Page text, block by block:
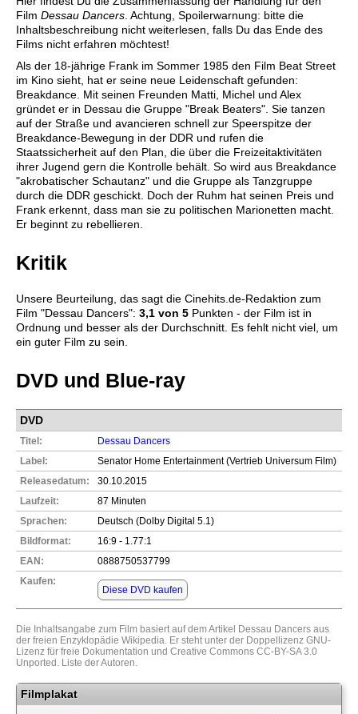
Film Dessau Dancers . Achtung, Spoilerwarnung: bitte die
Inhaltsbeschreibung nicht weiterlesen, falls Du das Ende des
Films nicht erfahren möchtest!
Als der 18-jährige Frank im Sommer 1985 den Film Beat Street
im Kino sieht, hat er seine neue Leidenschaft gefunden:
Breakdance. Mit seinen Freunden Matti, Michel und Alex
gründet er in Dessau die Gruppe "Break Beaters". Sie tanzen
auf der Straße und avancieren schnell zur Speerspitze der
Breakdance-Bewegung in der DDR und rufen die
Staatssicherheit auf den Plan, die über die Freizeitaktivitäten
ihrer Jugend gern die Kontrolle behält. So wird aus Breakdance
"akrobatischer Schautanz" und die Gruppe als Tanzgruppe
durch die DDR geschickt. Doch der Ruhm hat seinen Preis und
Frank erkennt, dass man sie zu politischen Marionetten macht.
Er beginnt zu rebellieren.
Kritik
Unsere Beurteilung, das sagt die Cinehits.de-Redaktion zum
Film "Dessau Dancers": 3,1 von 5 Punkten - der Film ist in
Ordnung und besser als der Durchschnitt. Es fehlt nicht viel, um
ein guter Film zu sein.
DVD und Blue-ray
DVD
Titel:
Dessau Dancers
Label:
Senator Home Entertainment (Vertrieb Universum Film)
Releasedatum:
30.10.2015
Laufzeit:
87 Minuten
Sprachen:
Deutsch (Dolby Digital 5.1)
Bildformat:
16:9 - 1.77:1
EAN:
0888750537799
Kaufen:
Diese DVD kaufen
Die Inhaltsangabe zum Film basiert auf dem Artikel Dessau Dancers aus
der freien Enzyklopädie Wikipedia . Er steht unter der Doppellizenz GNU-
Lizenz für freie Dokumentation und Creative Commons CC-BY-SA 3.0
Unported Liste der Autoren
Filmplakat